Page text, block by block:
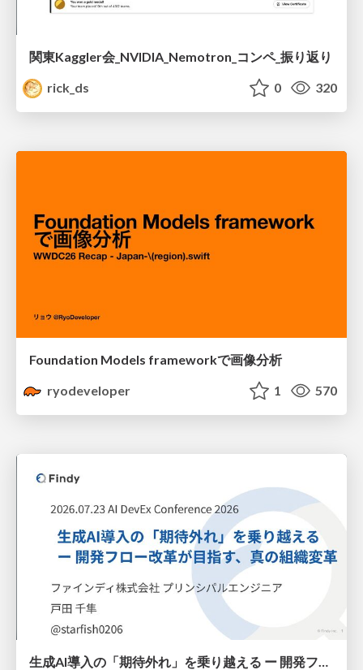
関東Kaggler会_NVIDIA_Nemotron_コンペ_振り返り
rick_ds
0 320
Foundation Models frameworkで画像分析
ryodeveloper
1 570
生成AI導入の「期待外れ」を乗り越える ー 開発フロー改革が目指す、真の組織変革